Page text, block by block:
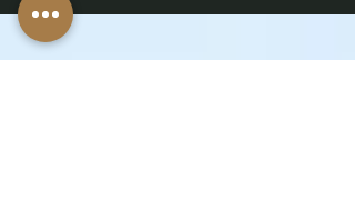
técnicas orientadas a restaurar tus
orofaciales, donde la odontología juega
un papel fundamental.